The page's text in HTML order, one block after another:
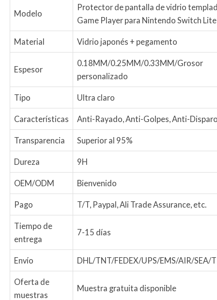
Modelo
Protector de pantalla de vidrio
Game Player para Nintendo Switch Lite
Material Vidrio japonés + pegamento
Espesor
0.18MM/0.25MM/0.33MM/Grosor
personalizado
Tipo Ultra claro
Características Anti-Rayado, Anti-Golpes, Anti-
Transparencia Superior al 95%
Dureza 9H
OEM/ODM Bienvenido
Pago T/T, Paypal, Ali Trade Assurance, etc.
Tiempo de
entrega
7-15 días
Envío DHL/TNT/FEDEX/UPS/EMS/AIR/SEA/
Oferta de
muestras
Muestra gratuita disponible